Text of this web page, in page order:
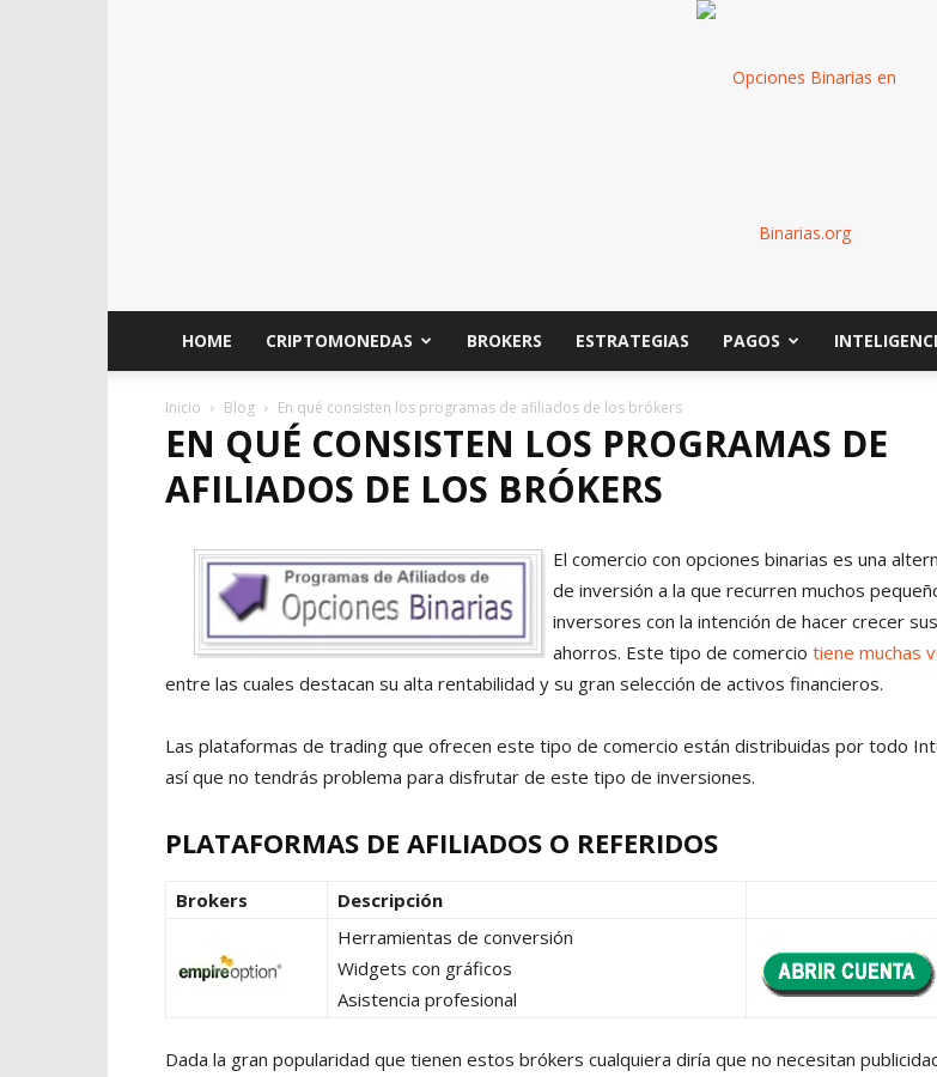
HOME CRIPTOMONEDAS BROKERS ESTRATEGIAS PAGOS
Inicio Blog En qué consisten los programas de afiliados de los brókers
EN QUÉ CONSISTEN LOS PROGRAMAS DE
AFILIADOS DE LOS BRÓKERS
El comercio con opciones binarias es una
de inversión a la que recurren muchos
inversores con la intención de hacer crecer sus
ahorros. Este tipo de comercio tiene muchas
entre las cuales destacan su alta rentabilidad y su gran selección de activos financieros.
Las plataformas de trading que ofrecen este tipo de comercio están distribuidas por todo
así que no tendrás problema para disfrutar de este tipo de inversiones.
PLATAFORMAS DE AFILIADOS O REFERIDOS
Brokers
Descripción
Herramientas de conversión
Widgets con gráficos
Asistencia profesional
Dada la gran popularidad que tienen estos brókers cualquiera diría que no necesitan